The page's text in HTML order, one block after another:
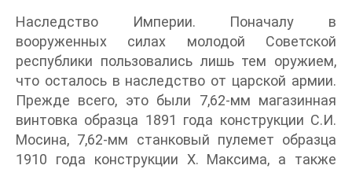
Наследство Империи. Поначалу в
вооруженных силах молодой Советской
республики пользовались лишь тем оружием,
что осталось в наследство от царской армии.
Прежде всего, это были 7,62-мм магазинная
винтовка образца 1891 года конструкции С.И.
Мосина, 7,62-мм станковый пулемет образца
1910 года конструкции X. Максима, а также